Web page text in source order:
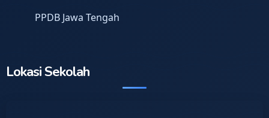
PPDB Jawa Tengah
Lokasi Sekolah